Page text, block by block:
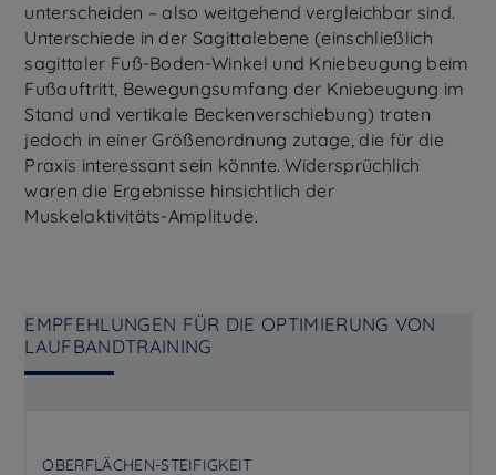
unterscheiden – also weitgehend vergleichbar sind.
Unterschiede in der Sagittalebene (einschließlich
sagittaler Fuß-Boden-Winkel und Kniebeugung beim
Fußauftritt, Bewegungsumfang der Kniebeugung im
Stand und vertikale Beckenverschiebung) traten
jedoch in einer Größenordnung zutage, die für die
Praxis interessant sein könnte. Widersprüchlich
waren die Ergebnisse hinsichtlich der
Muskelaktivitäts-Amplitude.
EMPFEHLUNGEN FÜR DIE OPTIMIERUNG VON
LAUFBANDTRAINING
OBERFLÄCHEN-STEIFIGKEIT